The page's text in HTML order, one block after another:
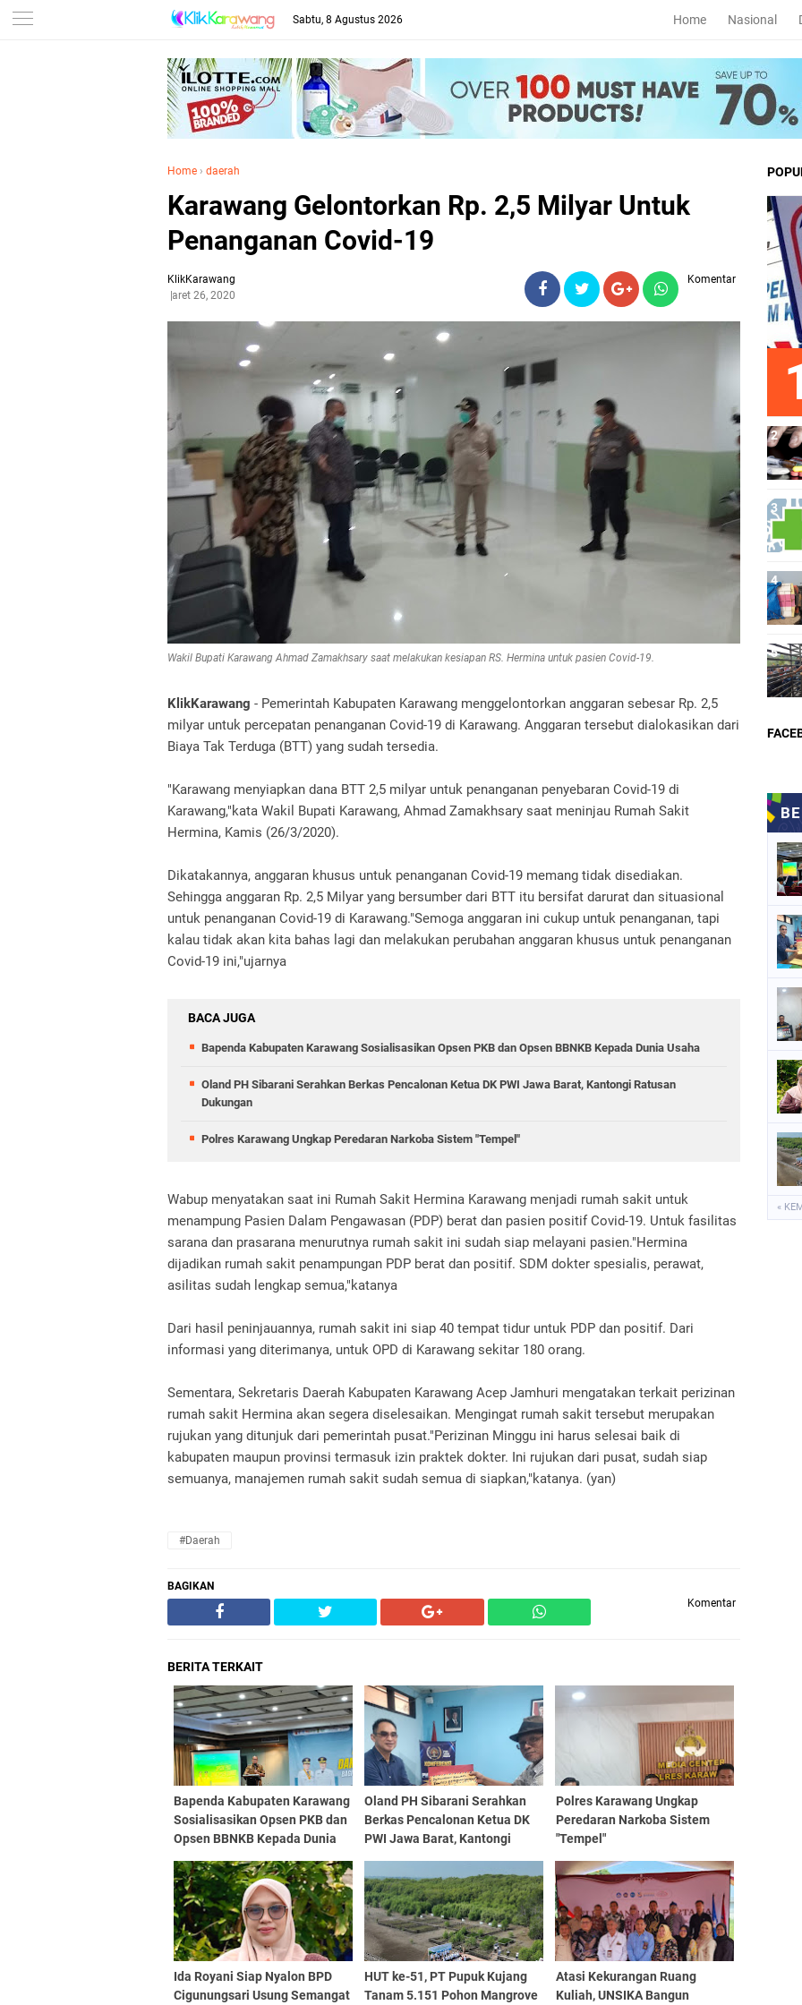
Sabtu, 8 Agustus 2026 Home Nasional
Home › daerah
Karawang Gelontorkan Rp. 2,5 Milyar Untuk
Penanganan Covid-19
KlikKarawang
Maret 26, 2020
Komentar
Wakil Bupati Karawang Ahmad Zamakhsary saat melakukan kesiapan RS. Hermina untuk pasien Covid-19.
KlikKarawang - Pemerintah Kabupaten Karawang menggelontorkan anggaran sebesar Rp. 2,5
milyar untuk percepatan penanganan Covid-19 di Karawang. Anggaran tersebut dialokasikan dari
Biaya Tak Terduga (BTT) yang sudah tersedia.
"Karawang menyiapkan dana BTT 2,5 milyar untuk penanganan penyebaran Covid-19 di
Karawang,"kata Wakil Bupati Karawang, Ahmad Zamakhsary saat meninjau Rumah Sakit
Hermina, Kamis (26/3/2020).
Dikatakannya, anggaran khusus untuk penanganan Covid-19 memang tidak disediakan.
Sehingga anggaran Rp. 2,5 Milyar yang bersumber dari BTT itu bersifat darurat dan situasional
untuk penanganan Covid-19 di Karawang."Semoga anggaran ini cukup untuk penanganan, tapi
kalau tidak akan kita bahas lagi dan melakukan perubahan anggaran khusus untuk penanganan
Covid-19 ini,"ujarnya
BACA JUGA
Bapenda Kabupaten Karawang Sosialisasikan Opsen PKB dan Opsen BBNKB Kepada Dunia Usaha
Oland PH Sibarani Serahkan Berkas Pencalonan Ketua DK PWI Jawa Barat, Kantongi Ratusan
Dukungan
Polres Karawang Ungkap Peredaran Narkoba Sistem "Tempel"
Wabup menyatakan saat ini Rumah Sakit Hermina Karawang menjadi rumah sakit untuk
menampung Pasien Dalam Pengawasan (PDP) berat dan pasien positif Covid-19. Untuk fasilitas
sarana dan prasarana menurutnya rumah sakit ini sudah siap melayani pasien."Hermina
dijadikan rumah sakit penampungan PDP berat dan positif. SDM dokter spesialis, perawat,
asilitas sudah lengkap semua,"katanya
Dari hasil peninjauannya, rumah sakit ini siap 40 tempat tidur untuk PDP dan positif. Dari
informasi yang diterimanya, untuk OPD di Karawang sekitar 180 orang.
Sementara, Sekretaris Daerah Kabupaten Karawang Acep Jamhuri mengatakan terkait perizinan
rumah sakit Hermina akan segera diselesaikan. Mengingat rumah sakit tersebut merupakan
rujukan yang ditunjuk dari pemerintah pusat."Perizinan Minggu ini harus selesai baik di
kabupaten maupun provinsi termasuk izin praktek dokter. Ini rujukan dari pusat, sudah siap
semuanya, manajemen rumah sakit sudah semua di siapkan,"katanya. (yan)
#daerah
BAGIKAN
Komentar
BERITA TERKAIT
Bapenda Kabupaten Karawang
Sosialisasikan Opsen PKB dan
Opsen BBNKB Kepada Dunia
Oland PH Sibarani Serahkan
Berkas Pencalonan Ketua DK
PWI Jawa Barat, Kantongi
Polres Karawang Ungkap
Peredaran Narkoba Sistem
"Tempel"
Ida Royani Siap Nyalon BPD
Cigunungsari Usung Semangat
HUT ke-51, PT Pupuk Kujang
Tanam 5.151 Pohon Mangrove
Atasi Kekurangan Ruang
Kuliah, UNSIKA Bangun
«